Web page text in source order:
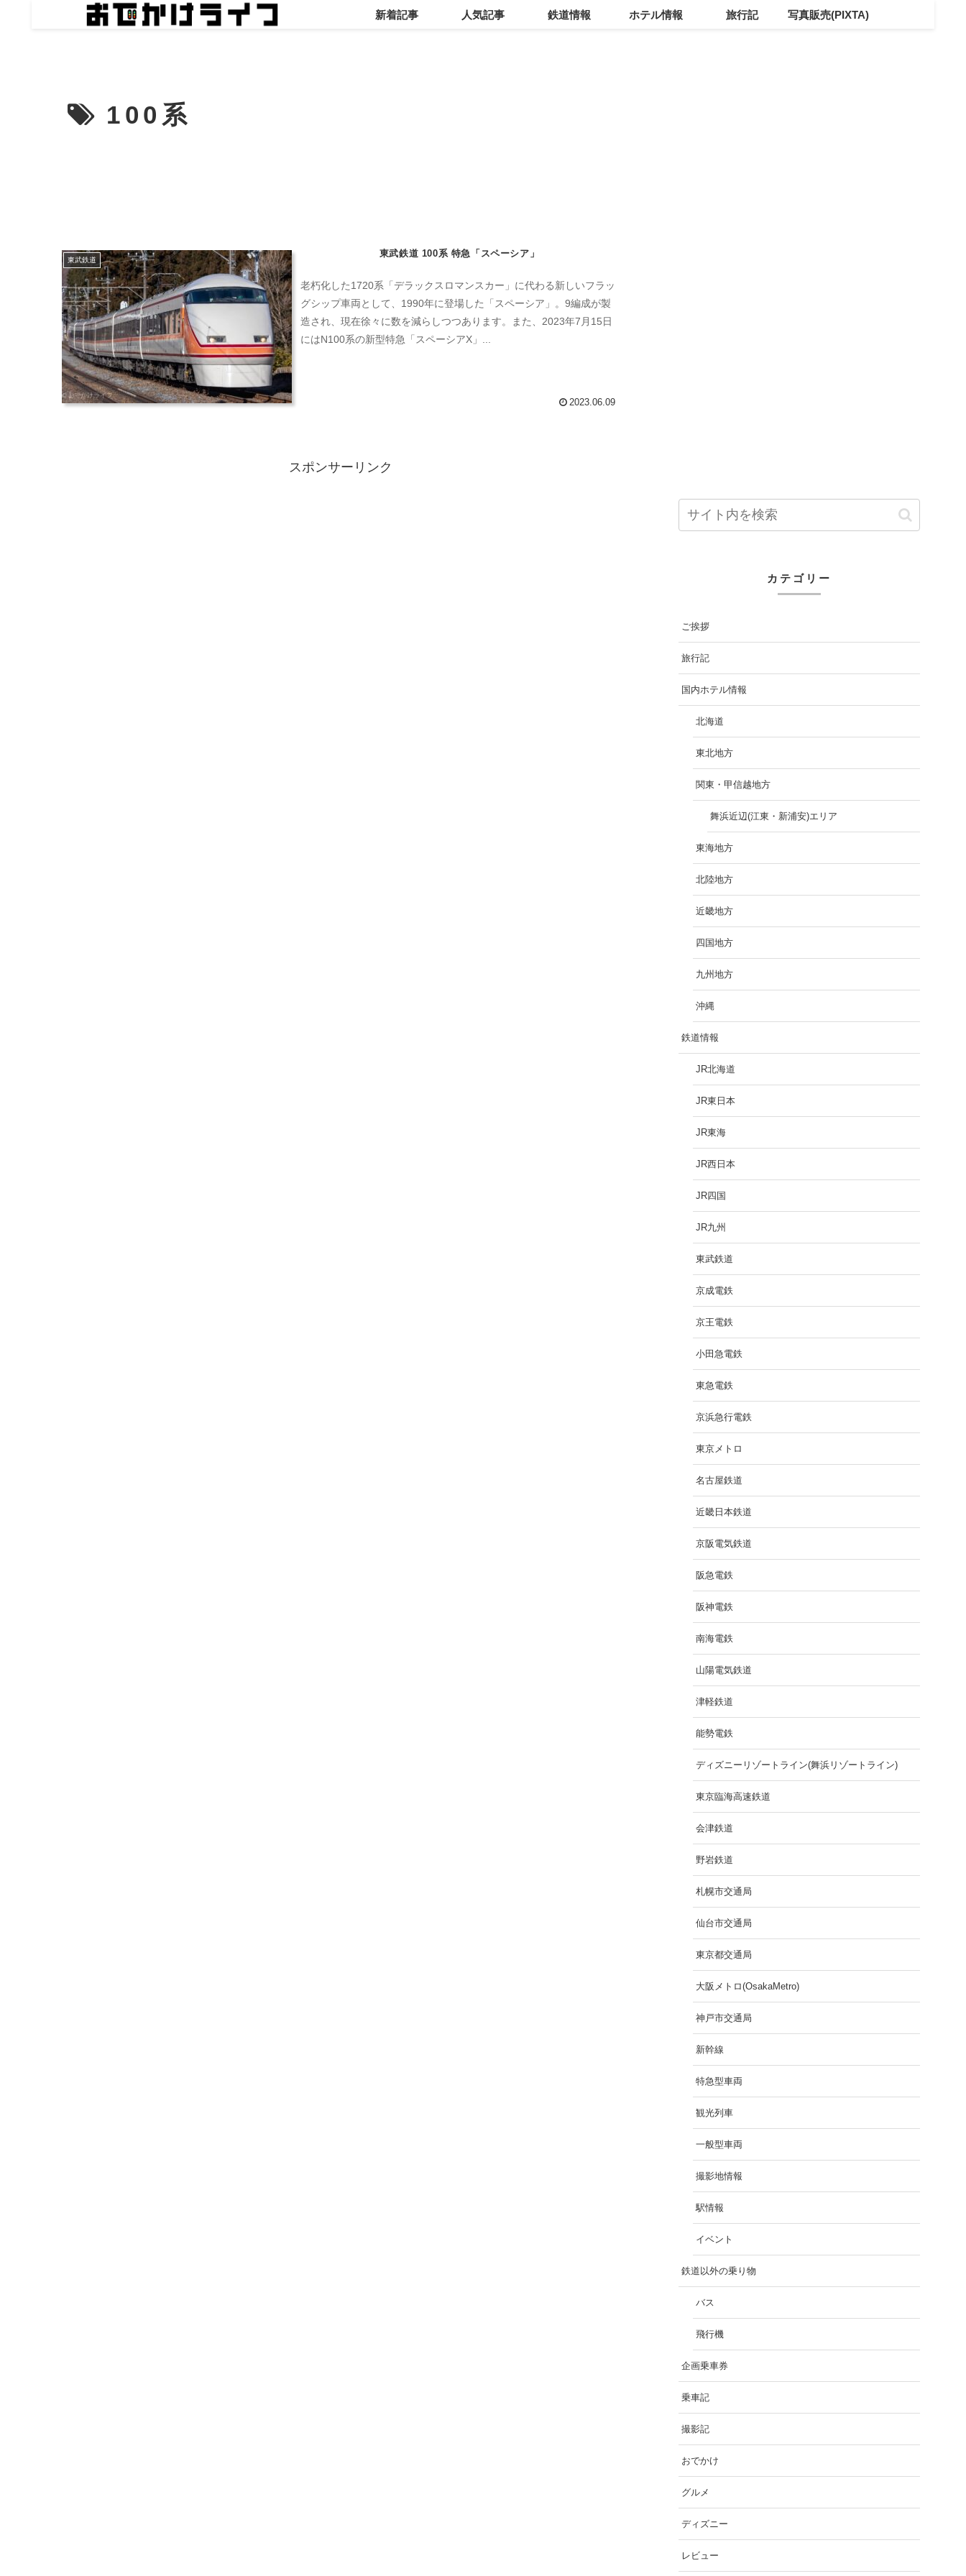
新着記事 人気記事 鉄道情報 ホテル情報 旅行記 写真販売(PIXTA)
100系
東武鉄道
東武鉄道 100系 特急「スペーシア」
老朽化した1720系「デラックスロマンスカー」に代わる新しいフラッ
グシップ車両として、1990年に登場した「スペーシア」。9編成が製
造され、現在徐々に数を減らしつつあります。また、2023年7月15日
にはN100系の新型特急「スペーシアX」...
2023.06.09
スポンサーリンク
カテゴリー
ご挨拶
旅行記
国内ホテル情報
北海道
東北地方
関東・甲信越地方
舞浜近辺(江東・新浦安)エリア
東海地方
北陸地方
近畿地方
四国地方
九州地方
沖縄
鉄道情報
JR北海道
JR東日本
JR東海
JR西日本
JR四国
JR九州
東武鉄道
京成電鉄
京王電鉄
小田急電鉄
東急電鉄
京浜急行電鉄
東京メトロ
名古屋鉄道
近畿日本鉄道
京阪電気鉄道
阪急電鉄
阪神電鉄
南海電鉄
山陽電気鉄道
津軽鉄道
能勢電鉄
ディズニーリゾートライン(舞浜リゾートライン)
東京臨海高速鉄道
会津鉄道
野岩鉄道
札幌市交通局
仙台市交通局
東京都交通局
大阪メトロ(OsakaMetro)
神戸市交通局
新幹線
特急型車両
観光列車
一般型車両
撮影地情報
駅情報
イベント
鉄道以外の乗り物
バス
飛行機
企画乗車券
乗車記
撮影記
おでかけ
グルメ
ディズニー
レビュー